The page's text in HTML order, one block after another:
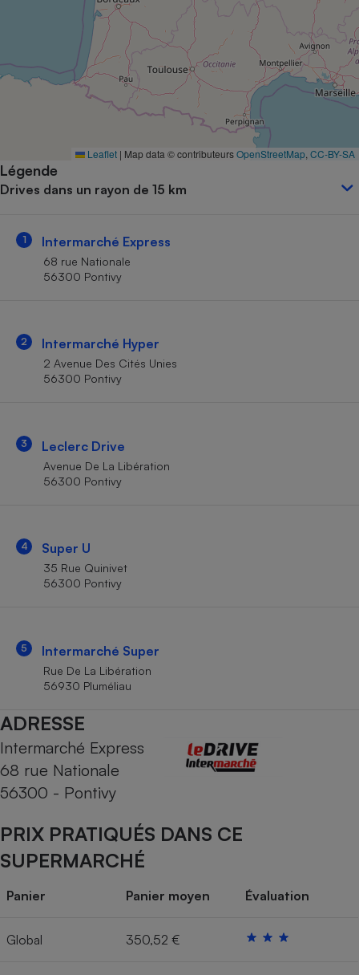
Leaflet | Map data © contributeursOpenStreetMap CC-BY-SA
Légende
Drives dans un rayon de 15 km
1 Intermarché Express
68 rue Nationale
56300 Pontivy
2 Intermarché Hyper
2 Avenue Des Cités Unies
56300 Pontivy
3 Leclerc Drive
Avenue De La Libération
56300 Pontivy
4 Super U
35 Rue Quinivet
56300 Pontivy
5 Intermarché Super
Rue De La Libération
56930 Pluméliau
ADRESSE
Intermarché Express
68 rue Nationale
56300 - Pontivy
PRIX PRATIQUÉS DANS CE
SUPERMARCHÉ
Panier Panier moyen Évaluation
Global 350,52 €
Complément
alimentaire
Assurance emprunteur
Banque
Petit électroménager -
Cafetière à expressos
Matelas
Mutuelle